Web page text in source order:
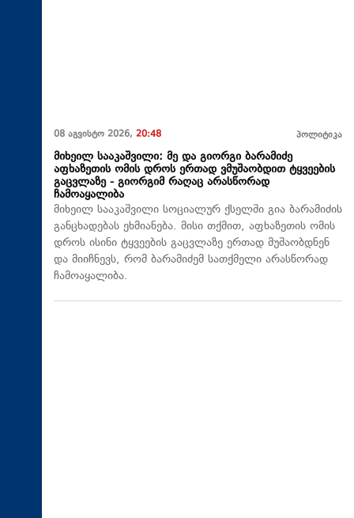
08 აგვისტო 2026, 20:48 პოლიტიკა
მიხეილ სააკაშვილი: მე და გიორგი ბარამიძე
აფხაზეთის ომის დროს ერთად ვმუშაობდით ტყვეების
გაცვლაზე - გიორგიმ რაღაც არასწორად
ჩამოაყალიბა
მიხეილ სააკაშვილი სოციალურ ქსელში გია ბარამიძის
განცხადებას ეხმიანება. მისი თქმით, აფხაზეთის ომის
დროს ისინი ტყვეების გაცვლაზე ერთად მუშაობდნენ
და მიიჩნევს, რომ ბარამიძემ სათქმელი არასწორად
ჩამოაყალიბა.